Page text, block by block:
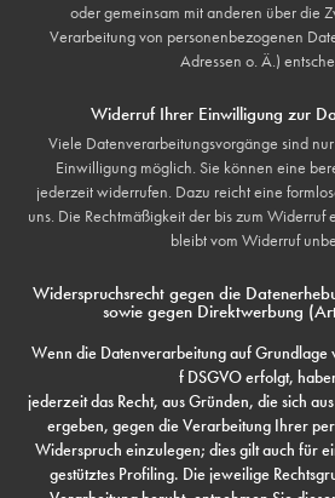
oder gemeinsam mit anderen über die
Verarbeitung von personenbezogenen
Adressen o. Ä.)
Widerruf Ihrer Einwilligung zur
Viele Datenverarbeitungsvorgänge sind
Einwilligung möglich. Sie können eine
jederzeit widerrufen. Dazu reicht eine
uns. Die Rechtmäßigkeit der bis zum
bleibt vom Widerruf
Widerspruchsrecht gegen die
sowie gegen Direktwerbung
Wenn die Datenverarbeitung auf Grundlage
f DSGVO erfolgt,
jederzeit das Recht, aus Gründen, die sich
ergeben, gegen die Verarbeitung Ihrer
Widerspruch einzulegen; dies gilt auch für
gestütztes Profiling. Die jeweilige